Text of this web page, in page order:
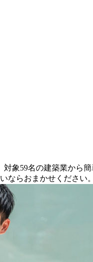
象59名の建築業から
ならおまかせください。